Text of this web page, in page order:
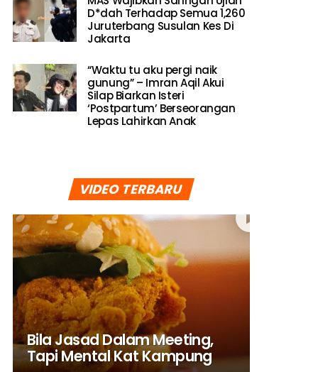
D*dah Terhadap Semua 1,260
Juruterbang Susulan Kes Di
Jakarta
“Waktu tu aku pergi naik
gunung” – Imran Aqil Akui
Silap Biarkan Isteri
‘Postpartum’ Berseorangan
Lepas Lahirkan Anak
VIDEO TERBARU
Bila Jasad Dalam Meeting,
Tapi Mental Kat Kampung